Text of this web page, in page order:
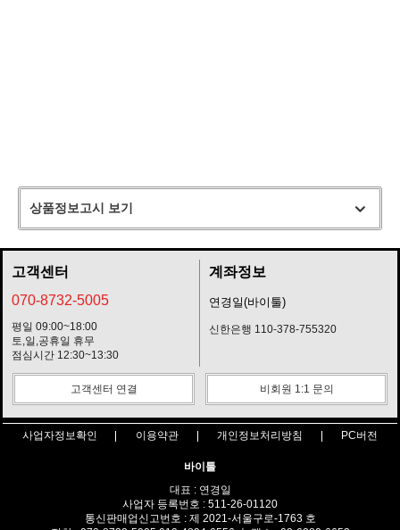
상품정보고시 보기
고객센터
070-8732-5005
평일 09:00~18:00
토,일,공휴일 휴무
점심시간 12:30~13:30
계좌정보
연경일(바이툴)
신한은행 110-378-755320
고객센터 연결 비회원 1:1 문의
사업자정보확인 이용약관 개인정보처리방침 PC버전
바이툴
대표 : 연경일
사업자 등록번호 : 511-26-01120
통신판매업신고번호 : 제 2021-서울구로-1763 호